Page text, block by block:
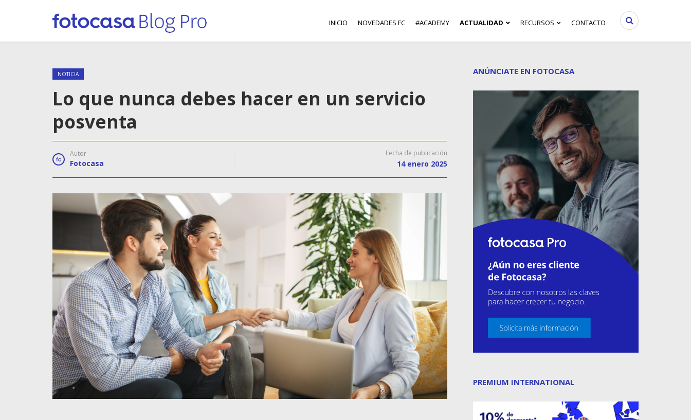
INICIO NOVEDADES FC #ACADEMY ACTUALIDAD RECURSOS CONTACTO
NOTICIA
Lo que nunca debes hacer en un servicio
posventa
Autor
Fotocasa
Fecha de publicación
14 enero 2025
ANÚNCIATE EN FOTOCASA
PREMIUM INTERNATIONAL